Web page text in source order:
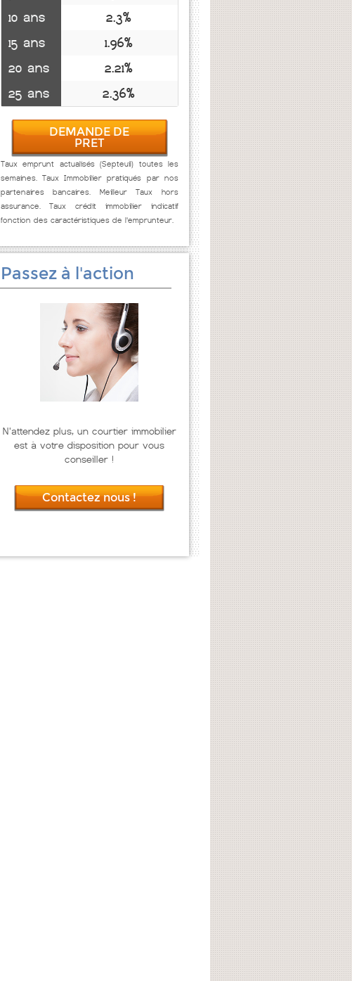
10 ans
2.3%
15 ans
1.96%
20 ans
2.21%
25 ans
2.36%
DEMANDE DE
PRET
Taux emprunt actualisés (Septeuil) toutes les
semaines. Taux Immobilier pratiqués par nos
partenaires bancaires. Meilleur Taux hors
assurance. Taux crédit immobilier indicatif
fonction des caractéristiques de l'emprunteur.
Passez à l'action
N'attendez plus, un courtier immobilier
est à votre disposition pour vous
conseiller !
Contactez nous !